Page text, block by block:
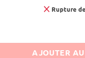
Rupture
AJOUTER